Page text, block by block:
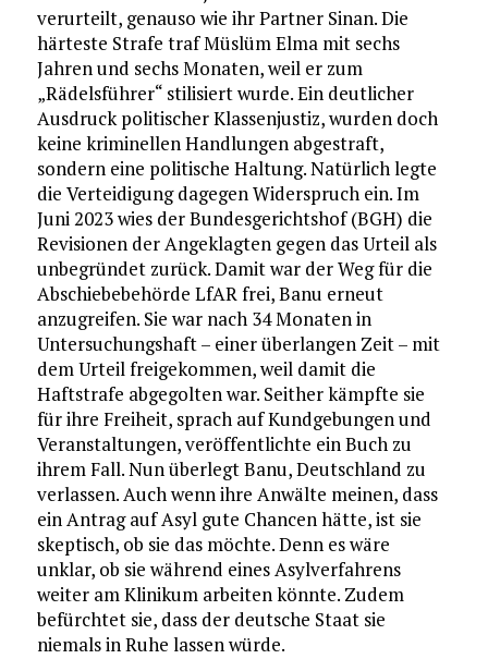
verurteilt, genauso wie ihr Partner Sinan. Die
härteste Strafe traf Müslüm Elma mit sechs
Jahren und sechs Monaten, weil er zum
„Rädelsführer“ stilisiert wurde. Ein deutlicher
Ausdruck politischer Klassenjustiz, wurden doch
keine kriminellen Handlungen abgestraft,
sondern eine politische Haltung. Natürlich legte
die Verteidigung dagegen Widerspruch ein. Im
Juni 2023 wies der Bundesgerichtshof (BGH) die
Revisionen der Angeklagten gegen das Urteil als
unbegründet zurück. Damit war der Weg für die
Abschiebebehörde LfAR frei, Banu erneut
anzugreifen. Sie war nach 34 Monaten in
Untersuchungshaft – einer überlangen Zeit – mit
dem Urteil freigekommen, weil damit die
Haftstrafe abgegolten war. Seither kämpfte sie
für ihre Freiheit, sprach auf Kundgebungen und
Veranstaltungen, veröffentlichte ein Buch zu
ihrem Fall. Nun überlegt Banu, Deutschland zu
verlassen. Auch wenn ihre Anwälte meinen, dass
ein Antrag auf Asyl gute Chancen hätte, ist sie
skeptisch, ob sie das möchte. Denn es wäre
unklar, ob sie während eines Asylverfahrens
weiter am Klinikum arbeiten könnte. Zudem
befürchtet sie, dass der deutsche Staat sie
niemals in Ruhe lassen würde.